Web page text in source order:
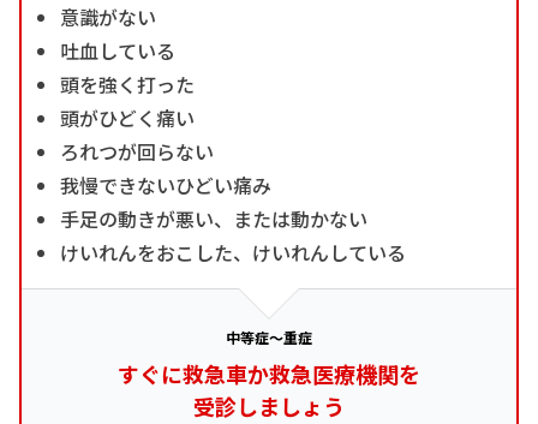
意識がない
吐血している
頭を強く打った
頭がひどく痛い
ろれつが回らない
我慢できないひどい痛み
手足の動きが悪い、または動かない
けいれんをおこした、けいれんしている
中等症～重症
すぐに救急車か救急医療機関を
受診しましょう